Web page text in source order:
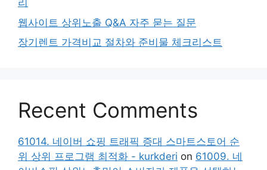
리
웹사이트 상위노출 Q&A 자주 묻는 질문
장기렌트 가격비교 절차와 준비물 체크리스트
Recent Comments
61014. 네이버 쇼핑 트래픽 증대 스마트스토어 순
위 상위 프로그램 최적화 - kurkderi on 61009. 네